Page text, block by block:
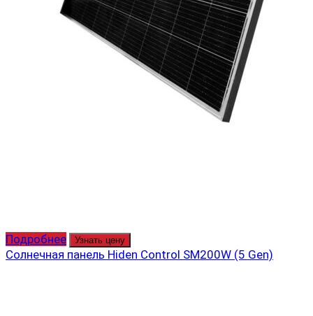
Подробнее Узнать цену
Солнечная панель Hiden Control SM200W (5 Gen)